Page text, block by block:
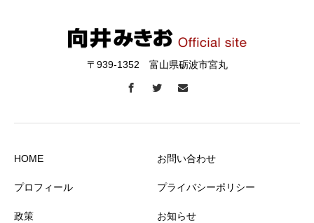
〒939-1352 富山県砺波市宮丸
HOME
プロフィール
政策
お問い合わせ
プライバシーポリシー
お知らせ